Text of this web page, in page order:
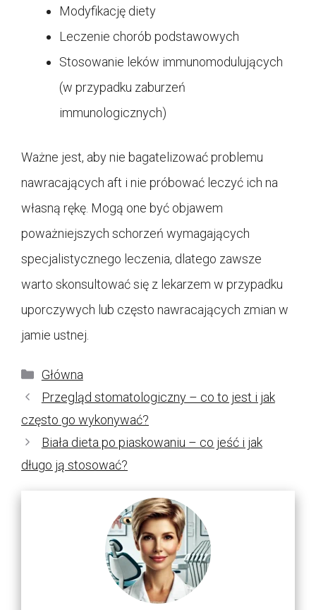
Modyfikację diety
Leczenie chorób podstawowych
Stosowanie leków immunomodulujących
(w przypadku zaburzeń
immunologicznych)
Ważne jest, aby nie bagatelizować problemu
nawracających aft i nie próbować leczyć ich na
własną rękę. Mogą one być objawem
poważniejszych schorzeń wymagających
specjalistycznego leczenia, dlatego zawsze
warto skonsultować się z lekarzem w przypadku
uporczywych lub często nawracających zmian w
jamie ustnej.
Kategorie
Główna
Przegląd stomatologiczny – co to jest i jak
często go wykonywać?
Biała dieta po piaskowaniu – co jeść i jak
długo ją stosować?